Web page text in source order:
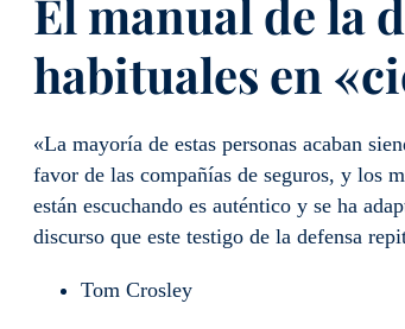
El manual de la
habituales en
«La mayoría de estas personas acaban
favor de las compañías de seguros, y los
están escuchando es auténtico y se ha
discurso que este testigo de la defensa
Tom Crosley